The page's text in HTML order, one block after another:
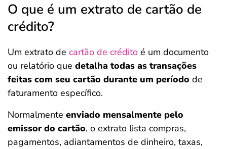
O que é um extrato de cartão de
crédito?
Um extrato de cartão de crédito é um documento
ou relatório que detalha todas as transações
feitas com seu cartão durante um período de
faturamento específico.
Normalmente enviado mensalmente pelo
emissor do cartão, o extrato lista compras,
pagamentos, adiantamentos de dinheiro, taxas,